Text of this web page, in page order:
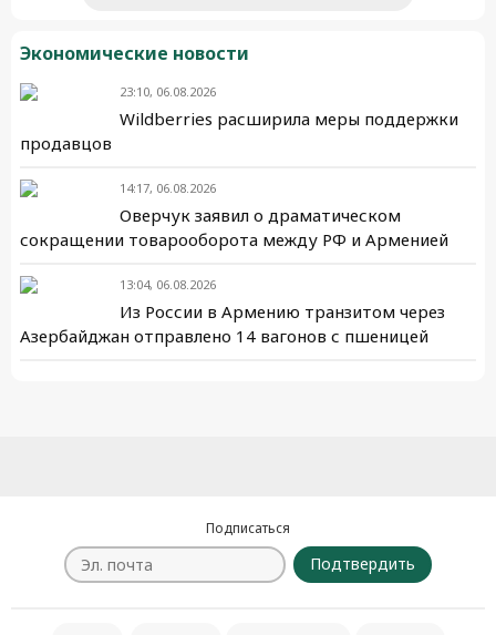
Экономические новости
23:10, 06.08.2026
Wildberries расширила меры поддержки
продавцов
14:17, 06.08.2026
Оверчук заявил о драматическом
сокращении товарооборота между РФ и Арменией
13:04, 06.08.2026
Из России в Армению транзитом через
Азербайджан отправлено 14 вагонов с пшеницей
Подписаться
Подтвердить